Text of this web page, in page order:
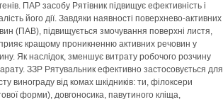
ПАР засобу Рятівник підвищує ефективність і
його дії. Завдяки наявності поверхнево-активних
(ПАВ), підвищується змочування поверхні листя,
кращому проникненню активних речовин у
Як наслідок, зменшує витрату робочого розчину
ЗЗР Рятувальник ефективно застосовується для
винограду від комах шкідників: ти, філоксери
форми), довгоносика, павутиного кліща,